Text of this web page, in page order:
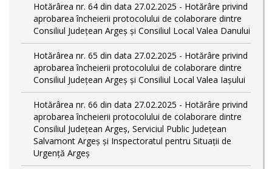
Hotărârea nr. 64 din data 27.02.2025 - Hotărâre privind
aprobarea încheierii protocolului de colaborare dintre
Consiliul Județean Argeș și Consiliul Local Valea Danului
Hotărârea nr. 65 din data 27.02.2025 - Hotărâre privind
aprobarea încheierii protocolului de colaborare dintre
Consiliul Județean Argeș și Consiliul Local Valea Iașului
Hotărârea nr. 66 din data 27.02.2025 - Hotărâre privind
aprobarea încheierii protocolului de colaborare dintre
Consiliul Județean Argeș, Serviciul Public Județean
Salvamont Argeș și Inspectoratul pentru Situații de
Urgență Argeș